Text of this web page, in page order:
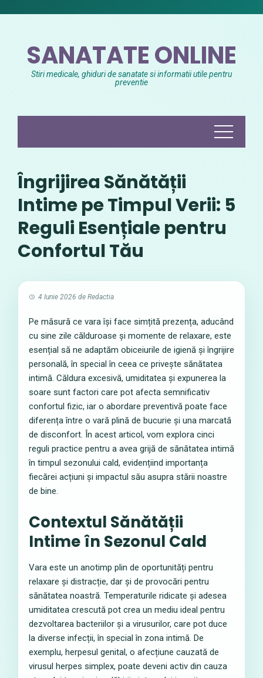
SANATATE ONLINE
Stiri medicale, ghiduri de sanatate si informatii utile pentru
preventie
Îngrijirea Sănătății
Intime pe Timpul Verii: 5
Reguli Esențiale pentru
Confortul Tău
4 Iunie 2026 de Redactia
Pe măsură ce vara își face simțită prezența, aducând
cu sine zile călduroase și momente de relaxare, este
esențial să ne adaptăm obiceiurile de igienă și îngrijire
personală, în special în ceea ce privește sănătatea
intimă. Căldura excesivă, umiditatea și expunerea la
soare sunt factori care pot afecta semnificativ
confortul fizic, iar o abordare preventivă poate face
diferența între o vară plină de bucurie și una marcată
de disconfort. În acest articol, vom explora cinci
reguli practice pentru a avea grijă de sănătatea intimă
în timpul sezonului cald, evidențiind importanța
fiecărei acțiuni și impactul său asupra stării noastre
de bine.
Contextul Sănătății
Intime în Sezonul Cald
Vara este un anotimp plin de oportunități pentru
relaxare și distracție, dar și de provocări pentru
sănătatea noastră. Temperaturile ridicate și adesea
umiditatea crescută pot crea un mediu ideal pentru
dezvoltarea bacteriilor și a virusurilor, care pot duce
la diverse infecții, în special în zona intimă. De
exemplu, herpesul genital, o afecțiune cauzată de
virusul herpes simplex, poate deveni activ din cauza